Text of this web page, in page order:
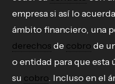
empresa si así lo
ámbito financiero, una
derechos de cobro de
o entidad para que esta
su cobro. Incluso en el